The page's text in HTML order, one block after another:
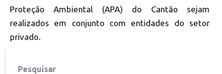
Proteção Ambiental (APA) do Cantão sejam
realizados em conjunto com entidades do setor
privado.
Pesquisar